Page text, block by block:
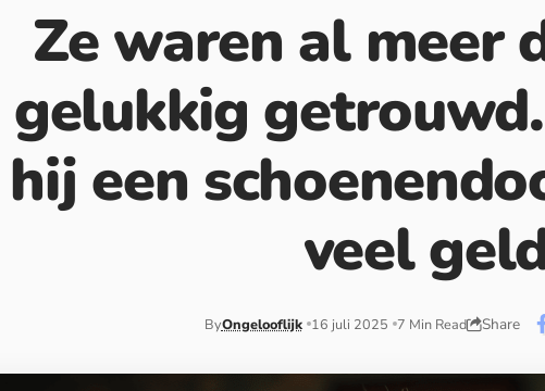
Ze waren al meer
gelukkig
hij een
veel
ByOngelooflijk 16 juli 2025 7 Min Read Share